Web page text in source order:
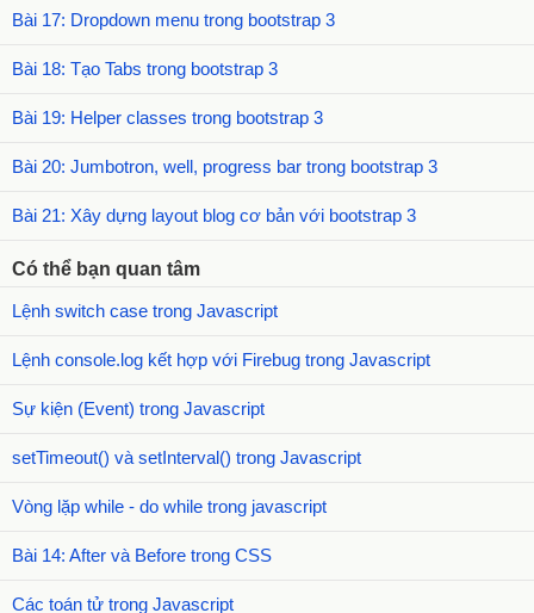
Bài 17: Dropdown menu trong bootstrap 3
Bài 18: Tạo Tabs trong bootstrap 3
Bài 19: Helper classes trong bootstrap 3
Bài 20: Jumbotron, well, progress bar trong bootstrap 3
Bài 21: Xây dựng layout blog cơ bản với bootstrap 3
Có thể bạn quan tâm
Lệnh switch case trong Javascript
Lệnh console.log kết hợp với Firebug trong Javascript
Sự kiện (Event) trong Javascript
setTimeout() và setInterval() trong Javascript
Vòng lặp while - do while trong javascript
Bài 14: After và Before trong CSS
Các toán tử trong Javascript